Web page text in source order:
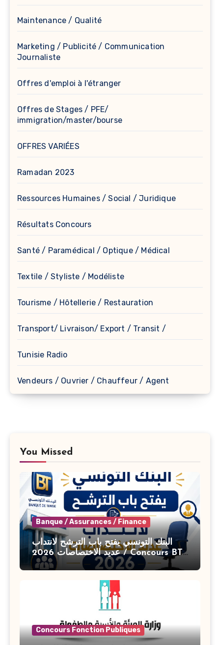
Maintenance / Qualité
Marketing / Publicité / Communication
Journaliste
Offres d'emploi à l'étranger
Offres de Stages / PFE/
immigration/master/bourse
OFFRES VARIÉES
Ramadan 2023
Ressources Humaines / Social / Juridique
Résultats Concours
Santé / Paramédical / Optique / Médical
Textile / Styliste / Modéliste
Tourisme / Hôtellerie / Restauration
Transport/ Livraison/ Export / Transit /
Tunisie Radio
Vendeurs / Ouvrier / Chauffeur / Agent
You Missed
Banque / Assurances / Finance
البنك التونسي يفتح باب الترشح لانتداب
عديد الاختصاصات 2026 / Concours BT
Banque de Tunisie 2026
Concours Fonction Publiques